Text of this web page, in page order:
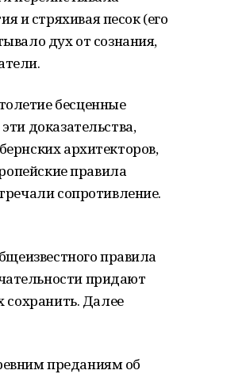
и стряхивая песок (его
дух от сознания,
бесценные
доказательства,
архитекторов,
правила
сопротивление.
правила
придают
сохранить. Далее
преданиям об